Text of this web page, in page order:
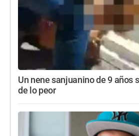
Un nene sanjuanino de 9 años
de lo peor